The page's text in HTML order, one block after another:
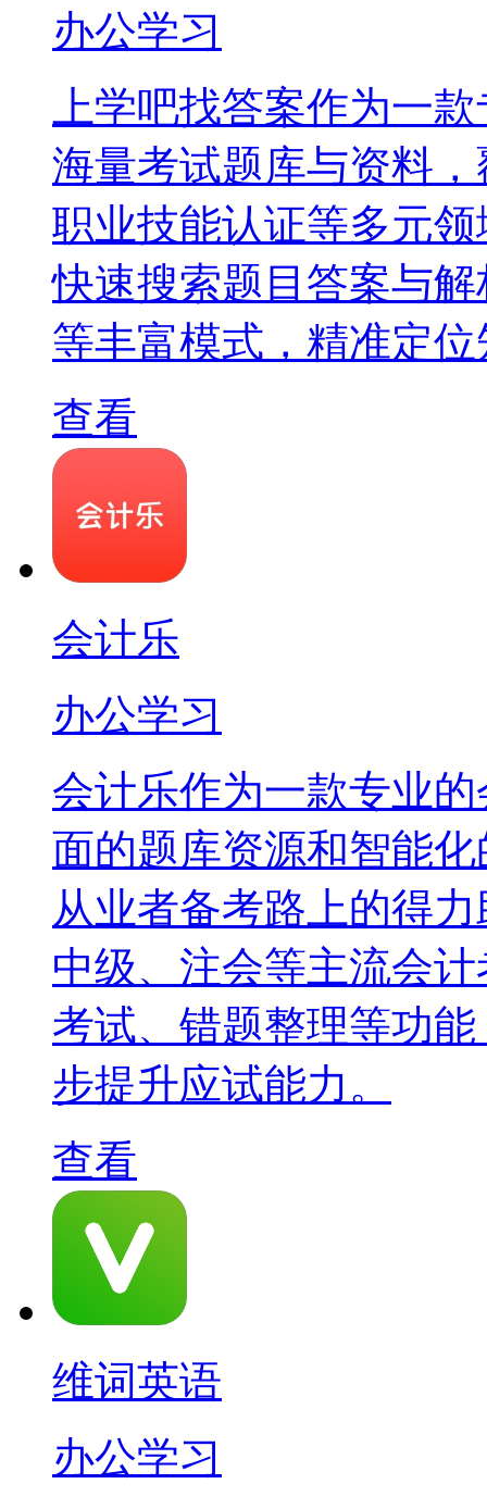
办公学习
上学吧找答案作为一
海量考试题库与资料
职业技能认证等多元
快速搜索题目答案与
等丰富模式，精准定
查看
会计乐
办公学习
会计乐作为一款专业
面的题库资源和智能
从业者备考路上的得
中级、注会等主流会
考试、错题整理等功
步提升应试能力。
查看
维词英语
办公学习